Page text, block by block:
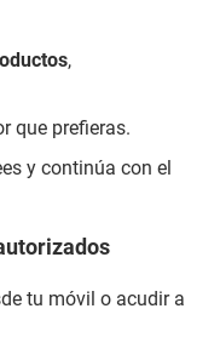
,
que prefieras.
y continúa con el
tu móvil o acudir a